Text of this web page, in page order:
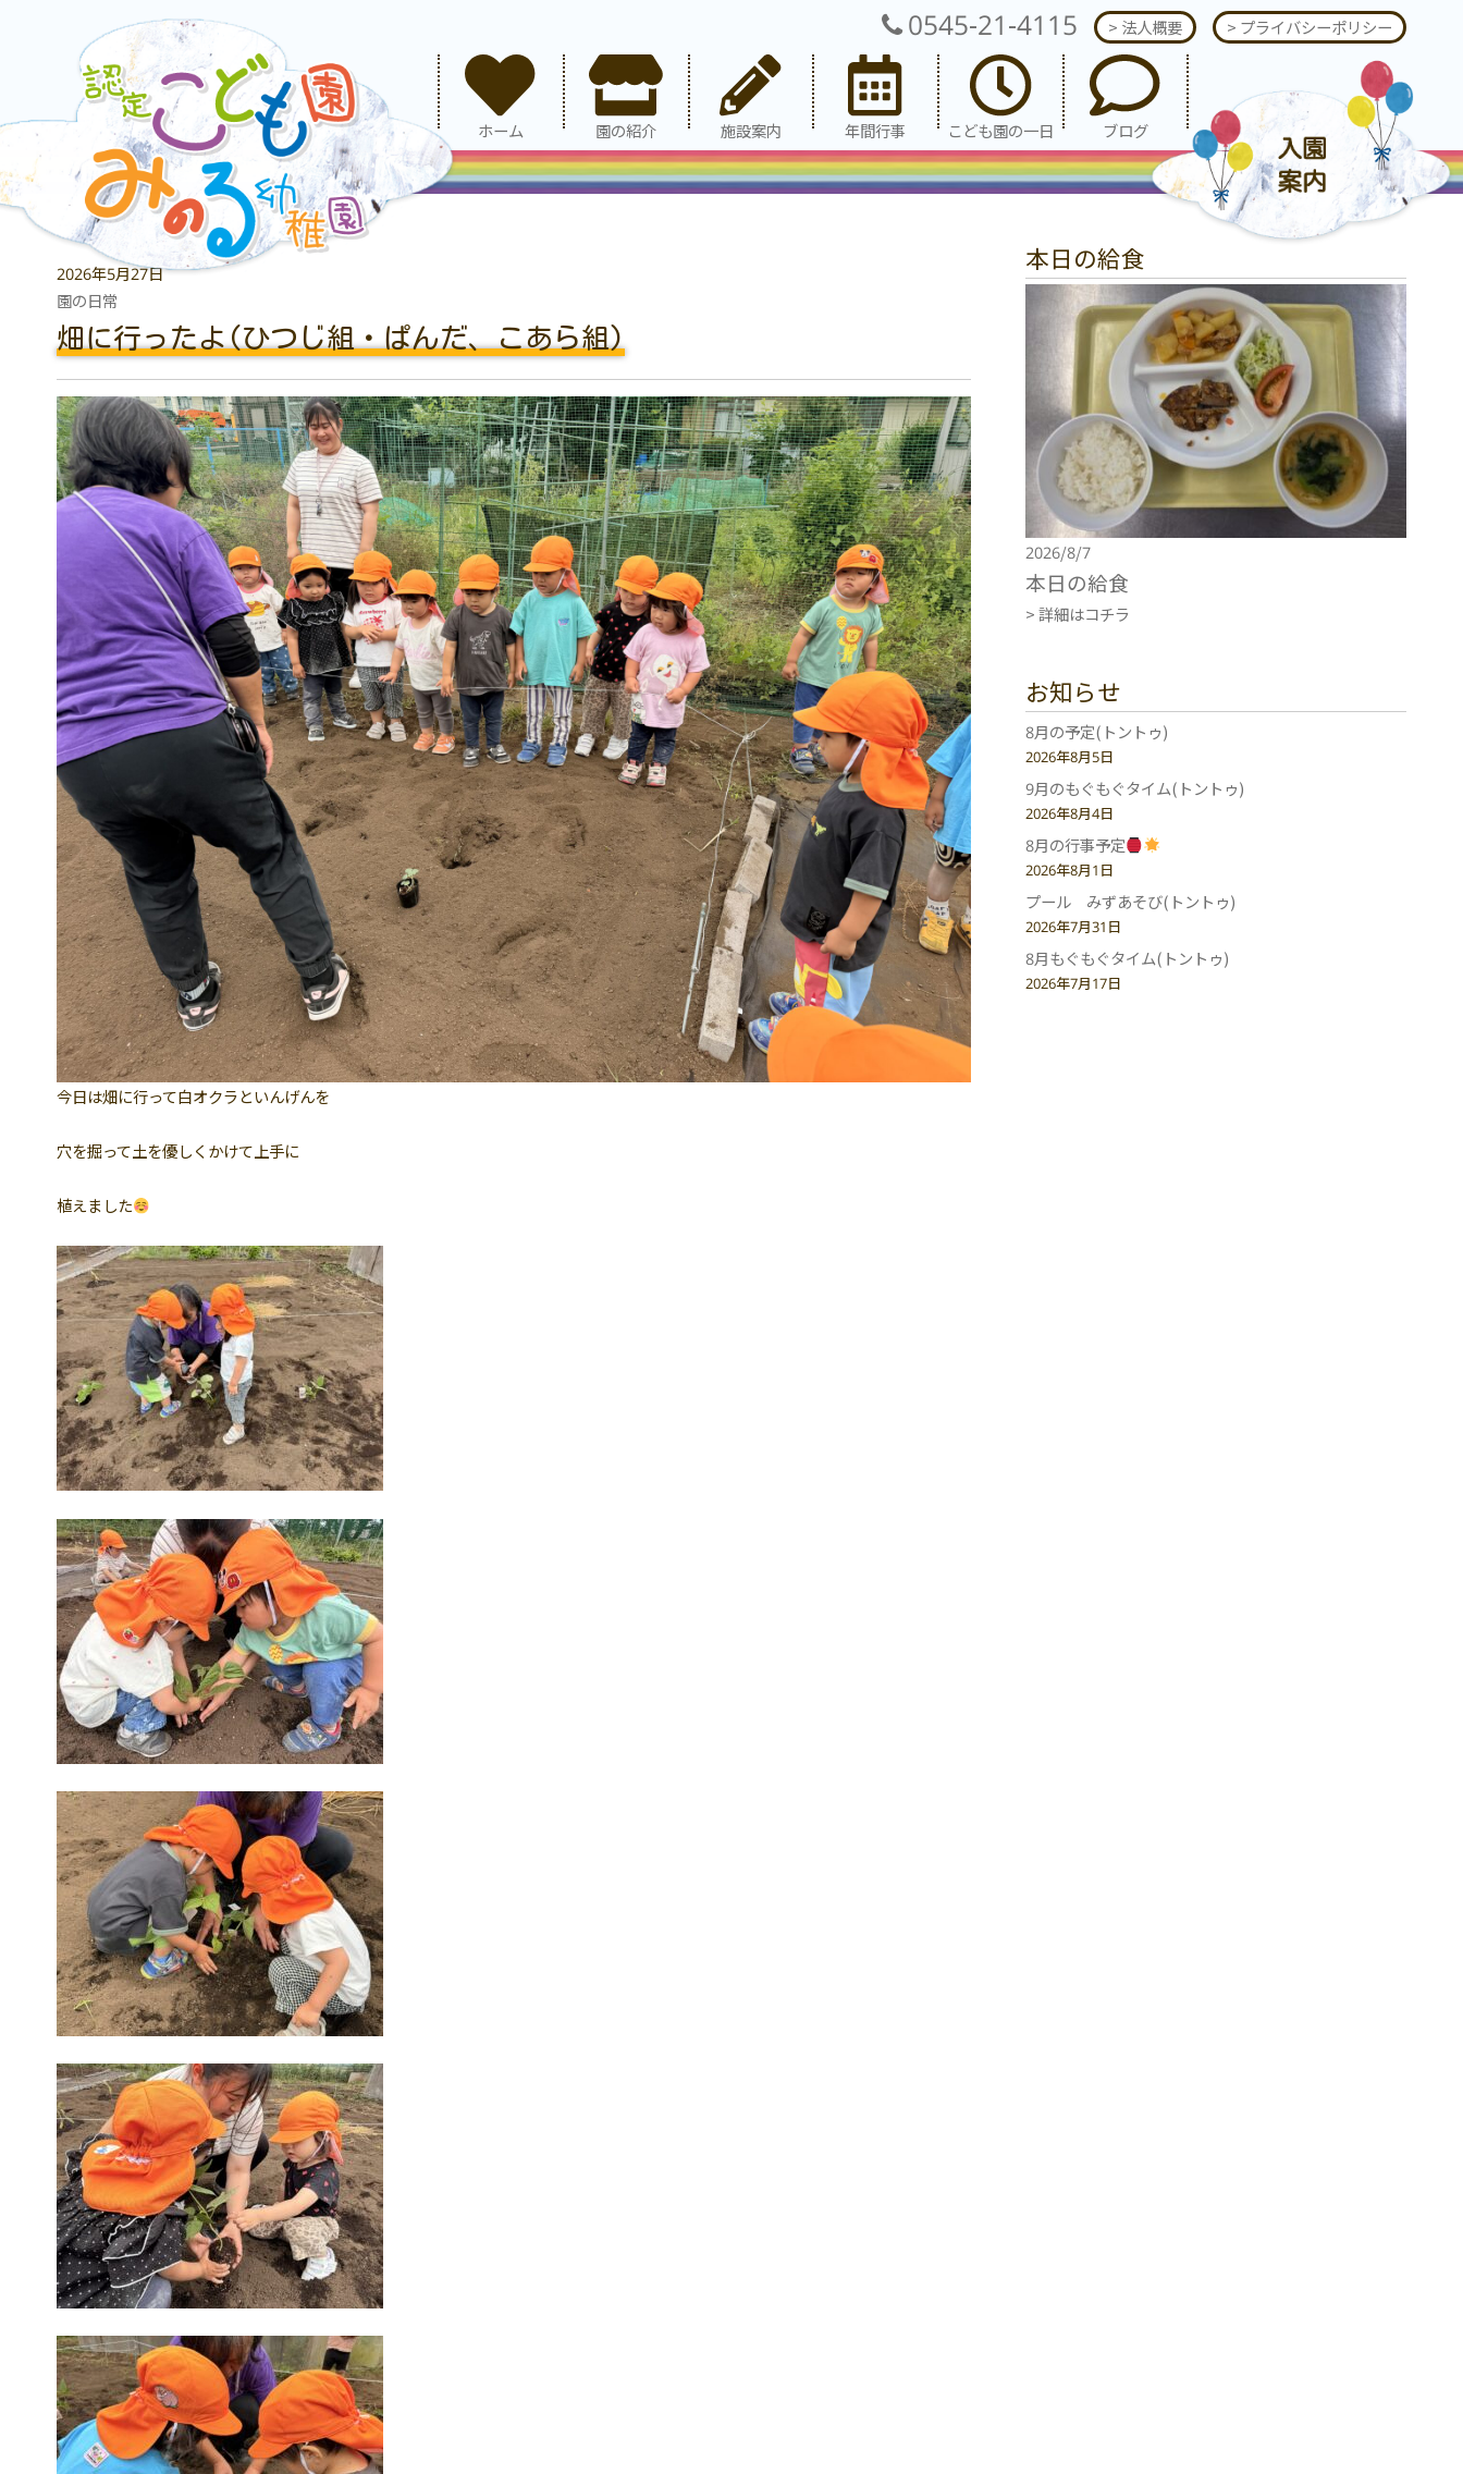
0545-21-4115 > 法人概要 > プライバシーポリシー
ホーム 園の紹介 施設案内 年間行事 こども園の一日 ブログ
2026年5月27日
園の日常
畑に行ったよ(ひつじ組・ぱんだ、こあら組)
今日は畑に行って白オクラといんげんを
穴を掘って土を優しくかけて上手に
植えました
本日の給食
2026/8/7
本日の給食
> 詳細はコチラ
お知らせ
8月の予定(トントゥ)
2026年8月5日
9月のもぐもぐタイム(トントゥ)
2026年8月4日
8月の行事予定
2026年8月1日
プール みずあそび(トントゥ)
2026年7月31日
8月もぐもぐタイム(トントゥ)
2026年7月17日